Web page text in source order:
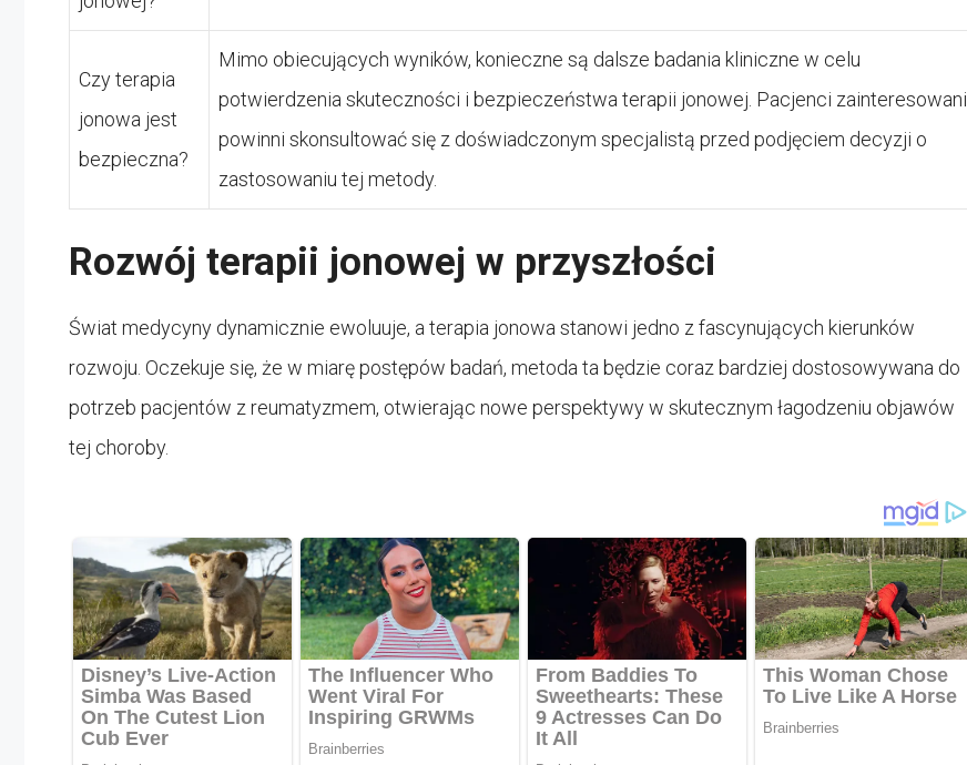
Czy terapia
jonowa jest
bezpieczna?
Mimo obiecujących wyników, konieczne są dalsze badania kliniczne w celu
potwierdzenia skuteczności i bezpieczeństwa terapii jonowej. Pacjenci zainteresowani
powinni skonsultować się z doświadczonym specjalistą przed podjęciem decyzji o
zastosowaniu tej metody.
Rozwój terapii jonowej w przyszłości
Świat medycyny dynamicznie ewoluuje, a terapia jonowa stanowi jedno z fascynujących kierunków
rozwoju. Oczekuje się, że w miarę postępów badań, metoda ta będzie coraz bardziej dostosowywana do
potrzeb pacjentów z reumatyzmem, otwierając nowe perspektywy w skutecznym łagodzeniu objawów
tej choroby.